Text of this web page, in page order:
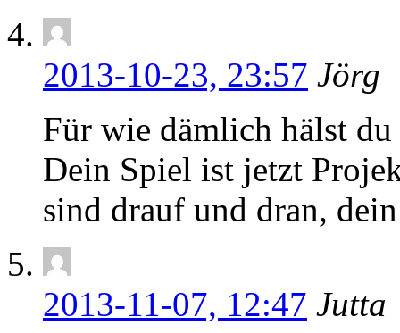
2013-10-23, 23:57 Jörg
Für wie dämlich hälst
Dein Spiel ist jetzt
sind drauf und dran,
2013-11-07, 12:47 Jutta